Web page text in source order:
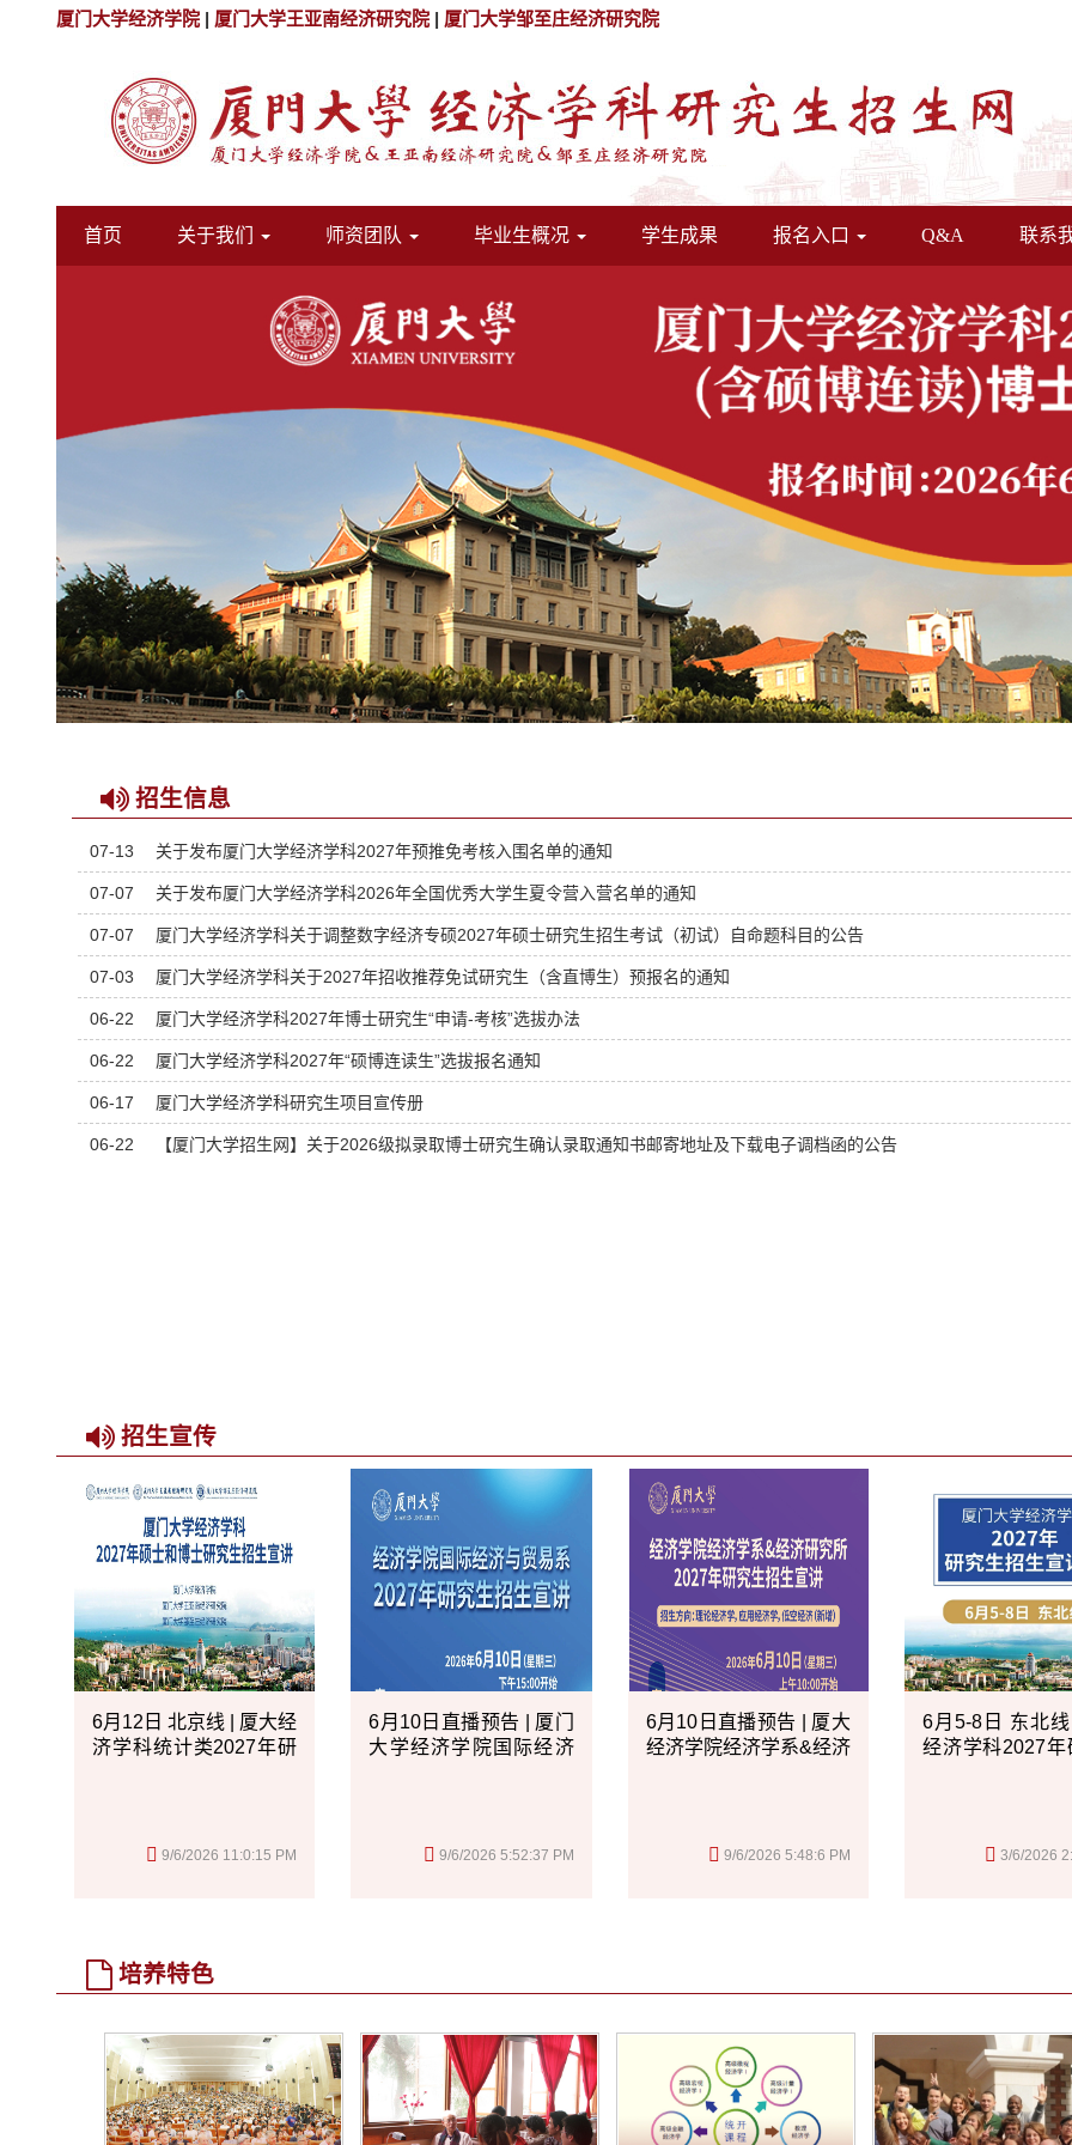
厦门大学经济学院 | 厦门大学王亚南经济研究院 | 厦门大学邹至庄经济研究院
首页 关于我们 师资团队 毕业生概况 学生成果 报名入口 Q&A 联系
招生信息
07-13 关于发布厦门大学经济学科2027年预推免考核入围名单的通知
07-07 关于发布厦门大学经济学科2026年全国优秀大学生夏令营入营名单的通知
07-07 厦门大学经济学科关于调整数字经济专硕2027年硕士研究生招生考试（初试）自命题科目的公告
07-03 厦门大学经济学科关于2027年招收推荐免试研究生（含直博生）预报名的通知
06-22 厦门大学经济学科2027年博士研究生“申请-考核”选拔办法
06-22 厦门大学经济学科2027年“硕博连读生”选拔报名通知
06-17 厦门大学经济学科研究生项目宣传册
06-22 【厦门大学招生网】关于2026级拟录取博士研究生确认录取通知书邮寄地址及下载电子调档函的公告
招生宣传
6月12日 北京线 | 厦大经
济学科统计类2027年研
9/6/2026 11:0:15 PM
6月10日直播预告 | 厦门
大学经济学院国际经济
9/6/2026 5:52:37 PM
6月10日直播预告 | 厦大
经济学院经济学系&经济
9/6/2026 5:48:6 PM
6月5-8日 东北
经济学科2027年
3/6/2026
培养特色